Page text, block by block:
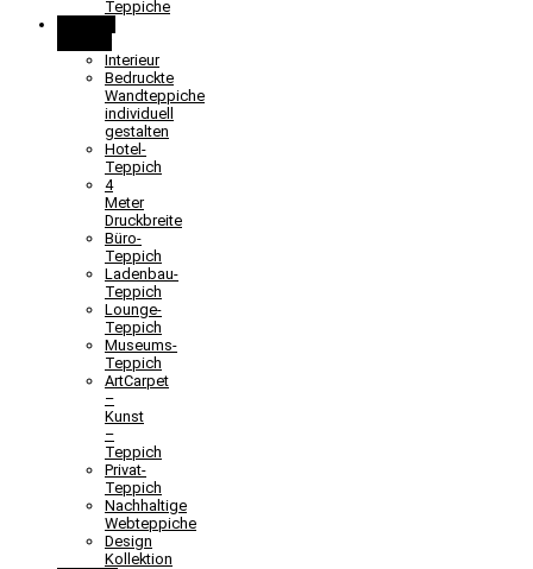
Teppiche
Interieur
Bedruckte
Wandteppiche
individuell
gestalten
Hotel-
Teppich
4
Meter
Druckbreite
Büro-
Teppich
Ladenbau-
Teppich
Lounge-
Teppich
Museums-
Teppich
ArtCarpet
–
Kunst
–
Teppich
Privat-
Teppich
Nachhaltige
Webteppiche
Design
Kollektion